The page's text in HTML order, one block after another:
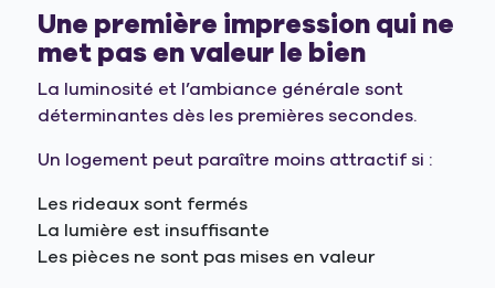
Une première impression qui ne
met pas en valeur le bien
La luminosité et l’ambiance générale sont
déterminantes dès les premières secondes.
Un logement peut paraître moins attractif si :
Les rideaux sont fermés
La lumière est insuffisante
Les pièces ne sont pas mises en valeur